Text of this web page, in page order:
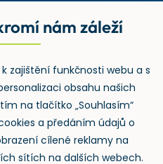
v odpadechnám záleží
zajištění funkčnosti webu a s
obsahu našich
na tlačítko „Souhlasím“
a předáním údajů o
cílené reklamy na
sítích na dalších webech.